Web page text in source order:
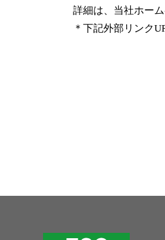
詳細は、当社ホー
＊下記外部リンク